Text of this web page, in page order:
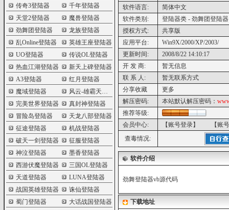
传奇3登陆器
千年登陆器
天堂2登陆器
魔兽登陆器
劲舞团登陆器
龙族登陆器
乱Online登陆器
英雄王座登陆器
UO登陆器
传说OL登陆器
热血江湖登陆器
新天上碑登陆器
A3登陆器
红月登陆器
魔域登陆器
风云-雄霸天下登陆器
完美世界登陆器
真封神登陆器
冒险岛登陆器
天龙八部登陆器
征途登陆器
机战登陆器
破天一剑登陆器
征服登陆器
神泣登陆器
墨香登陆器
西游伏魔登陆器
三国OL登陆器
天道登陆器
LUNA登陆器
战国英雄登陆器
诛仙登陆器
蜀门登陆器
大话战国登陆器
软件语言:
简体中文
软件类别:
登陆器类 - 劲舞团登陆器
授权方式:
共享版
应用平台:
Win9X/2000/XP/2003/
更新时间:
2008/8/22 14:10:17
开 发 商:
暂无信息
联 系 人:
暂无联系方式
分享收藏
更多
解压密码:
本站默认解压密码：
推荐等级:
会员中心:
【账号登录】
【账
查毒情况:
软件介绍
劲舞登陆器vb源代码
下载地址